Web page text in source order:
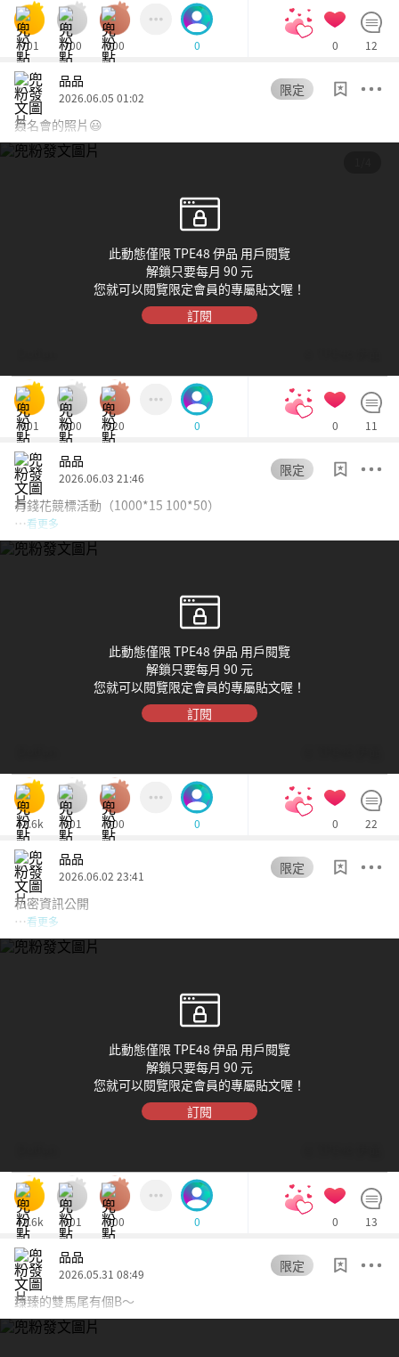
701 700 600 0 0 12
品品
2026.06.05 01:02
限定
簽名會的照片😃
此動態僅限 TPE48 伊品 用戶閱覽
解鎖只要每月 90 元
您就可以閱覽限定會員的專屬貼文喔！
訂閱
601 600 520 0 0 11
品品
2026.06.03 21:46
限定
有錢花競標活動（1000*15 100*50）
…看更多
此動態僅限 TPE48 伊品 用戶閱覽
解鎖只要每月 90 元
您就可以閱覽限定會員的專屬貼文喔！
訂閱
42.6k 601 600 0 0 22
品品
2026.06.02 23:41
限定
私密資訊公開
…看更多
此動態僅限 TPE48 伊品 用戶閱覽
解鎖只要每月 90 元
您就可以閱覽限定會員的專屬貼文喔！
訂閱
42.6k 601 600 0 0 13
品品
2026.05.31 08:49
限定
臻臻的雙馬尾有個B～